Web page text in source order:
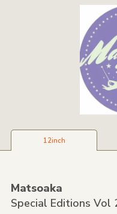
12inch
Matsoaka
Special Editions Vol